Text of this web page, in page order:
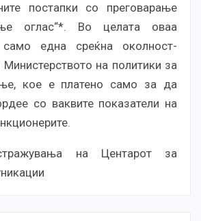
постапки со преговарање
оглас“*. Во целата оваа
една среќна околност-
на политики за
кое e платено само за да
со ваквите показатели на
на Центарот за